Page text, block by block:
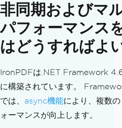
非同期およびマ
パフォーマンス
はどうすればよ
IronPDFは.NET Framework
に構築されています。
では、 async機能により、複数
ォーマンスが向上します。